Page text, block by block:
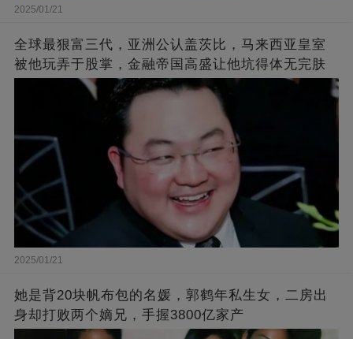
2025/01/21
全球最狠富三代，亚洲公认盖茨比，马来西亚皇室
被他玩弄于股掌，金融帝国高盛让他坑得体无完肤
2025/01/21
她是背20块帆布包的名媛，郭鹤年私生女，二房出
身却打败两个嫡兄，手握3800亿家产